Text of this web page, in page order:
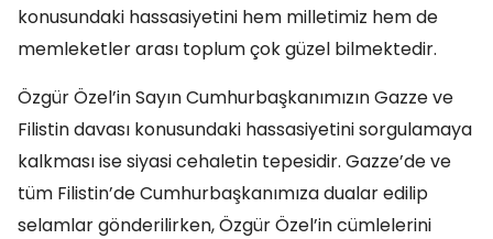
konusundaki hassasiyetini hem milletimiz hem de
memleketler arası toplum çok güzel bilmektedir.
Özgür Özel’in Sayın Cumhurbaşkanımızın Gazze ve
Filistin davası konusundaki hassasiyetini sorgulamaya
kalkması ise siyasi cehaletin tepesidir. Gazze’de ve
tüm Filistin’de Cumhurbaşkanımıza dualar edilip
selamlar gönderilirken, Özgür Özel’in cümlelerini